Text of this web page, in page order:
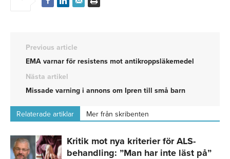
Previous article
EMA varnar för resistens mot antikroppsläkemedel
Nästa artikel
Missade varning i annons om Ipren till små barn
Relaterade artiklar Mer från skribenten
Kritik mot nya kriterier för ALS-
behandling: ”Man har inte läst på”